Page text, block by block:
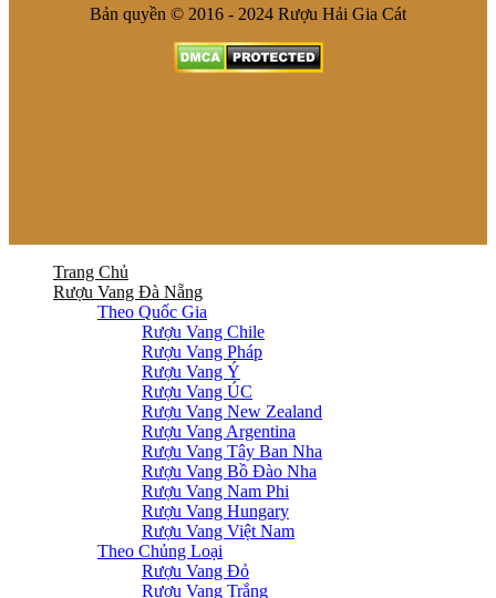
Bản quyền © 2016 - 2024 Rượu Hải Gia Cát
Trang Chủ
Rượu Vang Đà Nẵng
Theo Quốc Gia
Rượu Vang Chile
Rượu Vang Pháp
Rượu Vang Ý
Rượu Vang ÚC
Rượu Vang New Zealand
Rượu Vang Argentina
Rượu Vang Tây Ban Nha
Rượu Vang Bồ Đào Nha
Rượu Vang Nam Phi
Rượu Vang Hungary
Rượu Vang Việt Nam
Theo Chủng Loại
Rượu Vang Đỏ
Rượu Vang Trắng